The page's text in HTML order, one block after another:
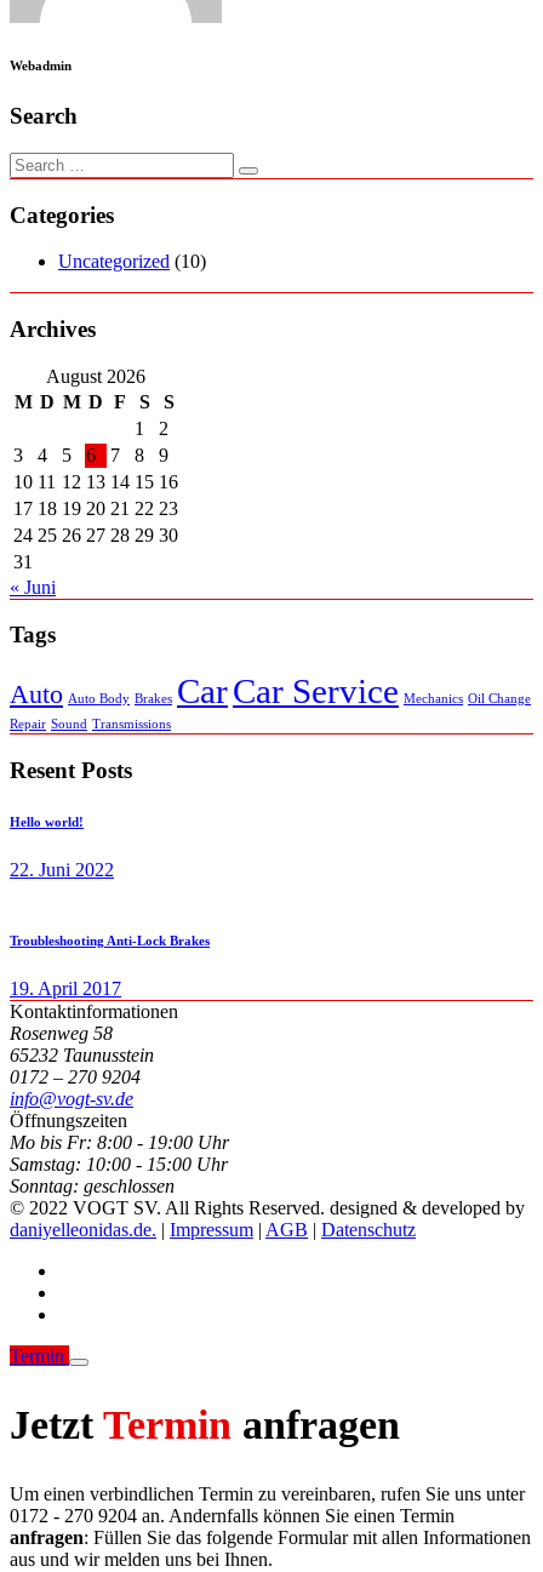
Webadmin
Search
Categories
Uncategorized (10)
Archives
August 2026
M D M D F S
S
1
2
3
4 5 6 7 8
9
10 11 12 13 14 15 16
17 18 19 20 21 22 23
24 25 26 27 28 29 30
31
« Juni
Tags
Auto Auto Body Brakes CarCar Service Mechanics Oil Change
Repair Sound Transmissions
Resent Posts
Hello world!
22. Juni 2022
Troubleshooting Anti-Lock Brakes
19. April 2017
Kontaktinformationen
Rosenweg 58
65232 Taunusstein
0172 – 270 9204
info@vogt-sv.de
Öffnungszeiten
Mo bis Fr: 8:00 - 19:00 Uhr
Samstag: 10:00 - 15:00 Uhr
Sonntag: geschlossen
© 2022 VOGT SV. All Rights Reserved. designed & developed by
daniyelleonidas.de. | Impressum | AGB | Datenschutz
Termin
JetztTermin anfragen
Um einen verbindlichen Termin zu vereinbaren, rufen Sie uns unter
0172 - 270 9204 an. Andernfalls können Sie einen Termin
anfragen: Füllen Sie das folgende Formular mit allen Informationen
aus und wir melden uns bei Ihnen.